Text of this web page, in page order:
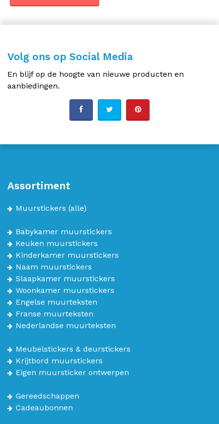
Volg ons op Social Media
En blijf op de hoogte van nieuwe producten en
aanbiedingen.
Assortiment
Muurstickers (alle)
Babykamer muurstickers
Keuken muurstickers
Kinderkamer muurstickers
Naam muurstickers
Slaapkamer muurstickers
Woonkamer muurstickers
Engelse muurteksten
Franse muurteksten
Nederlandse muurteksten
Meubelstickers & deurstickers
Krijtbord muurstickers
Eigen muursticker ontwerpen
Gereedschappen
Cadeaubonnen